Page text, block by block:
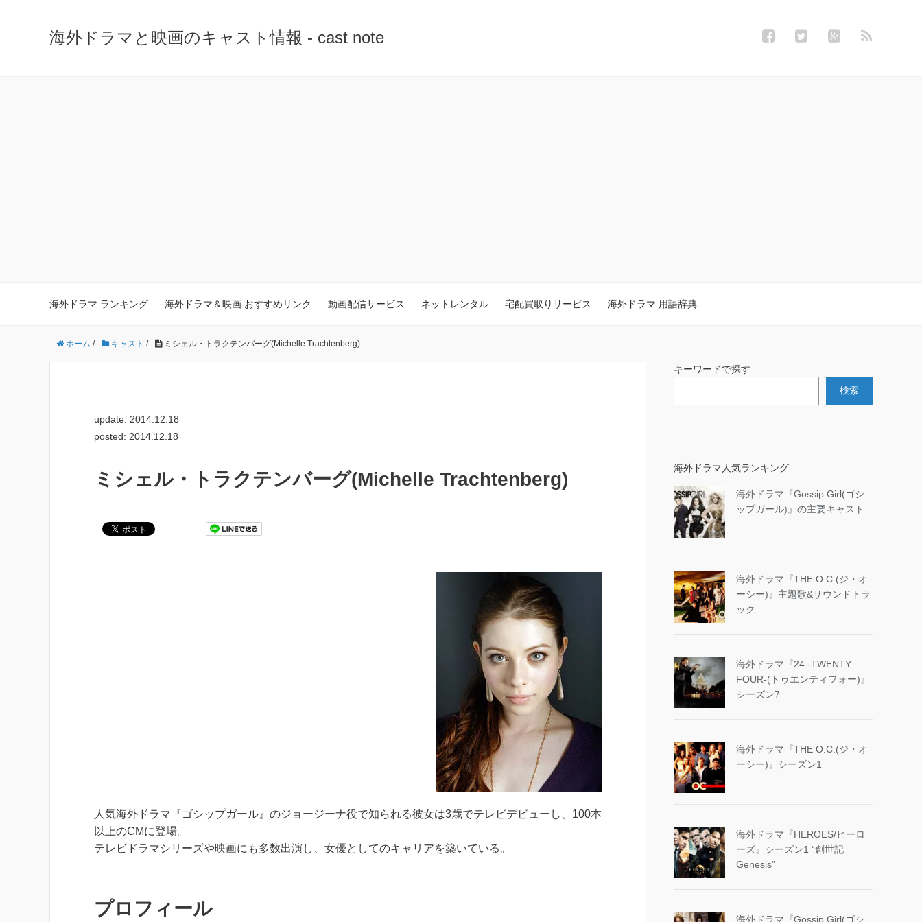
海外ドラマと映画のキャスト情報 - cast note
海外ドラマ ランキング 海外ドラマ＆映画 おすすめリンク 動画配信サービス ネットレンタル 宅配買取りサービス 海外ドラマ 用語辞典
ホーム / キャスト / ミシェル・トラクテンバーグ(Michelle Trachtenberg)
update: 2014.12.18
posted: 2014.12.18
ミシェル・トラクテンバーグ(Michelle Trachtenberg)
人気海外ドラマ『ゴシップガール』のジョージーナ役で知られる彼女は3歳でテレビデビューし、100本
以上のCMに登場。
テレビドラマシリーズや映画にも多数出演し、女優としてのキャリアを築いている。
プロフィール
キーワードで探す
検索
海外ドラマ人気ランキング
海外ドラマ『Gossip Girl(ゴシ
ップガール)』の主要キャスト
海外ドラマ『THE O.C.(ジ・オ
ーシー)』主題歌&サウンドトラ
ック
海外ドラマ『24 -TWENTY
FOUR-(トゥエンティフォー)』
シーズン7
海外ドラマ『THE O.C.(ジ・オ
ーシー)』シーズン1
海外ドラマ『HEROES/ヒーロ
ーズ』シーズン1 “創世記
Genesis”
海外ドラマ『Gossip Girl(ゴシ